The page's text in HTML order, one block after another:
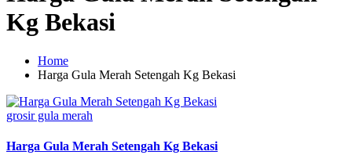
Kg Bekasi
Home
Harga Gula Merah Setengah Kg Bekasi
Posted
grosir gula merah
Harga Gula Merah Setengah Kg Bekasi